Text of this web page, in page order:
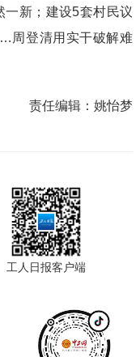
一新；建设5套村民议
周登清用实干破解难
责任编辑：姚怡梦
工人日报客户端